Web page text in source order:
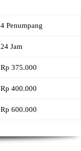
4 Penumpang
24 Jam
Rp 375.000
Rp 400.000
Rp 600.000